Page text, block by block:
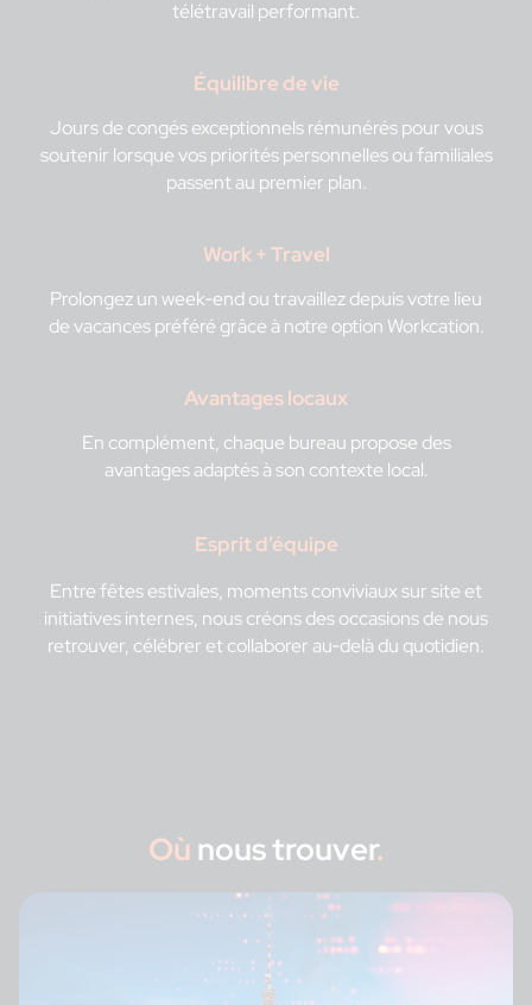
télétravail performant.
Esprit d’équipe
Entre fêtes estivales, moments conviviaux sur site et
initiatives internes, nous créons des occasions de nous
retrouver, célébrer et collaborer au‑delà du quotidien.
Équilibre de vie
Jours de congés exceptionnels rémunérés pour vous
soutenir lorsque vos priorités personnelles ou familiales
passent au premier plan.
Work + Travel
Prolongez un week‑end ou travaillez depuis votre lieu
de vacances préféré grâce à notre option Workcation.
Avantages locaux
En complément, chaque bureau propose des
avantages adaptés à son contexte local.
Où nous trouver.